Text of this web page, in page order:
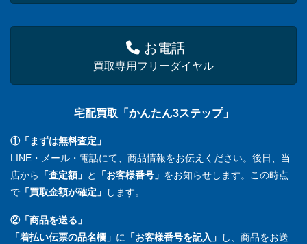
お電話
買取専用フリーダイヤル
宅配買取「かんたん3ステップ」
①「まずは無料査定」
LINE・メール・電話にて、商品情報をお伝えください。後日、当
店から
「査定額」 と 「お客様番号」 をお知らせします。この時点
で 「買取金額が確定」 します。
②「商品を送る」
「着払い伝票の品名欄」 に 「お客様番号を記入」
し、商品をお送